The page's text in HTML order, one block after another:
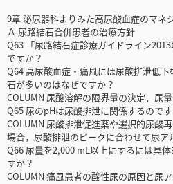
9章 泌尿器科よりみた高尿酸血症のマネ
Ａ 尿路結石合併患者の治療方針
Q63 「尿路結石症診療ガイドライン
ですか？
Q64 高尿酸血症・痛風には尿酸排泄低
石が多いのはなぜですか？
COLUMN 尿酸溶解の限界量の決定，尿
Q65 尿のpHは尿酸排泄に関係するのです
COLUMN 尿酸排泄促進薬や選択的尿酸
場合，尿酸排泄のピークに合わせて尿ア
Q66 尿量を2,000 mL以上にするには具
すか？
COLUMN 痛風患者の酸性尿の原因と尿